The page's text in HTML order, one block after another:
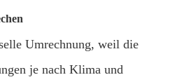
Umrechnung, weil die
je nach Klima und